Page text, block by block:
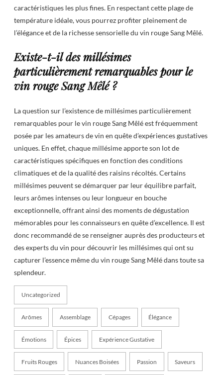
caractéristiques les plus fines. En respectant cette plage de
température idéale, vous pourrez profiter pleinement de
l’élégance et de la richesse sensorielle du vin rouge Sang Mêlé.
Existe-t-il des millésimes
particulièrement remarquables pour le
vin rouge Sang Mêlé ?
La question sur l’existence de millésimes particulièrement
remarquables pour le vin rouge Sang Mêlé est fréquemment
posée par les amateurs de vin en quête d’expériences gustatives
uniques. En effet, chaque millésime apporte son lot de
caractéristiques spécifiques en fonction des conditions
climatiques et de la qualité des raisins récoltés. Certains
millésimes peuvent se démarquer par leur équilibre parfait,
leurs arômes intenses ou leur longueur en bouche
exceptionnelle, offrant ainsi des moments de dégustation
mémorables pour les connaisseurs en quête d’excellence. Il est
donc recommandé de se renseigner auprès des producteurs et
des experts du vin pour découvrir les millésimes qui ont su
capturer l’essence même du vin rouge Sang Mêlé dans toute sa
splendeur.
Uncategorized
Arômes Assemblage Cépages Élégance
Émotions Épices Expérience Gustative
Fruits Rouges Nuances Boisées Passion Saveurs